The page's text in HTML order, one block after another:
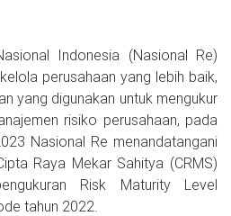
Indonesia (Nasional Re)
perusahaan yang lebih baik,
yang digunakan untuk mengukur
risiko perusahaan, pada
Nasional Re menandatangani
Raya Mekar Sahitya (CRMS)
Risk Maturity Level
tahun 2022.